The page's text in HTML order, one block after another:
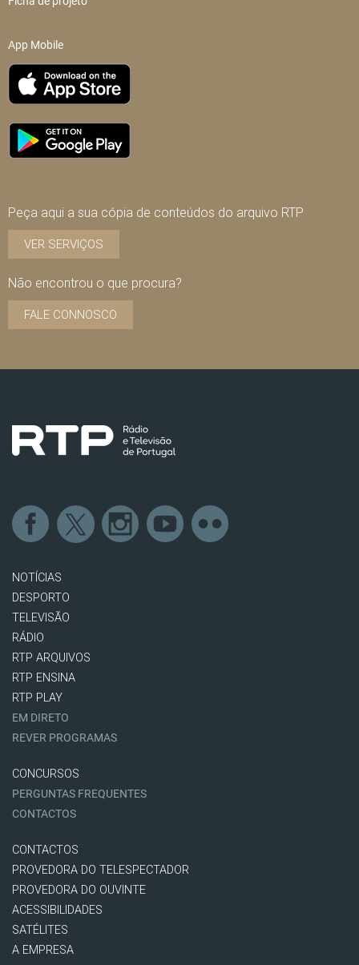
App Mobile
Peça aqui a sua cópia de conteúdos do arquivo RTP
VER SERVIÇOS
Não encontrou o que procura?
FALE CONNOSCO
NOTÍCIAS
DESPORTO
TELEVISÃO
RÁDIO
RTP ARQUIVOS
RTP ENSINA
RTP PLAY
EM DIRETO
REVER PROGRAMAS
CONCURSOS
PERGUNTAS FREQUENTES
CONTACTOS
CONTACTOS
PROVEDORA DO TELESPECTADOR
PROVEDORA DO OUVINTE
ACESSIBILIDADES
SATÉLITES
A EMPRESA